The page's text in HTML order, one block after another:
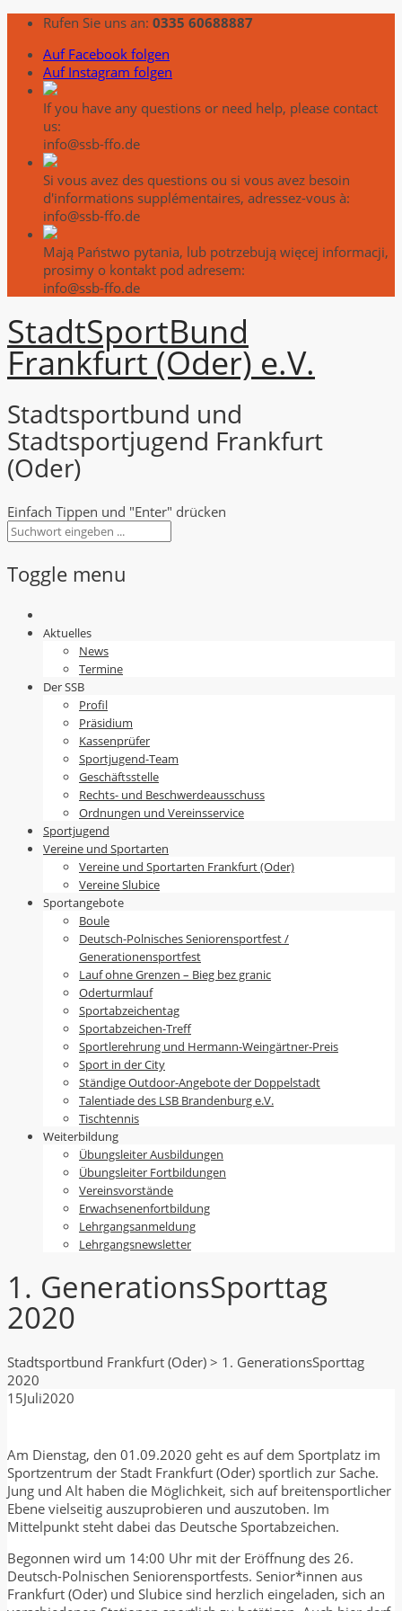
Rufen Sie uns an: 0335 60688887
Auf Facebook folgen
Auf Instagram folgen
If you have any questions or need help, please contact
us:
info@ssb-ffo.de
Si vous avez des questions ou si vous avez besoin
d'informations supplémentaires, adressez-vous à:
info@ssb-ffo.de
Mają Państwo pytania, lub potrzebują więcej informacji,
prosimy o kontakt pod adresem:
info@ssb-ffo.de
StadtSportBund
Frankfurt (Oder) e.V.
Stadtsportbund und
Stadtsportjugend Frankfurt
(Oder)
Einfach Tippen und "Enter" drücken
Toggle menu
Skip
Aktuelles
News
Termine
Der SSB
Profil
Präsidium
Kassenprüfer
Sportjugend-Team
Geschäftsstelle
Rechts- und Beschwerdeausschuss
Ordnungen und Vereinsservice
Sportjugend
Vereine und Sportarten
Vereine und Sportarten Frankfurt (Oder)
Vereine Slubice
Sportangebote
Boule
Deutsch-Polnisches Seniorensportfest /
Generationensportfest
Lauf ohne Grenzen – Bieg bez granic
Oderturmlauf
Sportabzeichentag
Sportabzeichen-Treff
Sportlerehrung und Hermann-Weingärtner-Preis
Sport in der City
Ständige Outdoor-Angebote der Doppelstadt
Talentiade des LSB Brandenburg e.V.
Tischtennis
Weiterbildung
Übungsleiter Ausbildungen
Übungsleiter Fortbildungen
Vereinsvorstände
Erwachsenenfortbildung
Lehrgangsanmeldung
Lehrgangsnewsletter
1. GenerationsSporttag
2020
Stadtsportbund Frankfurt (Oder) > 1. GenerationsSporttag
2020
15Juli2020
Am Dienstag, den 01.09.2020 geht es auf dem Sportplatz im
Sportzentrum der Stadt Frankfurt (Oder) sportlich zur Sache.
Jung und Alt haben die Möglichkeit, sich auf breitensportlicher
Ebene vielseitig auszuprobieren und auszutoben. Im
Mittelpunkt steht dabei das Deutsche Sportabzeichen.
Begonnen wird um 14:00 Uhr mit der Eröffnung des 26.
Deutsch-Polnischen Seniorensportfests. Senior*innen aus
Frankfurt (Oder) und Slubice sind herzlich eingeladen, sich an